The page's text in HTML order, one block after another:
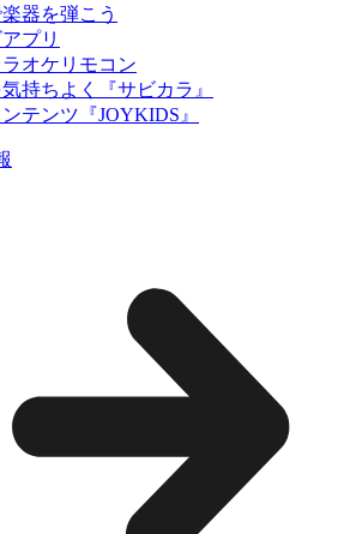
器を弾こう
プリ
オケリモコン
持ちよく『サビカラ』
テンツ『JOYKIDS』